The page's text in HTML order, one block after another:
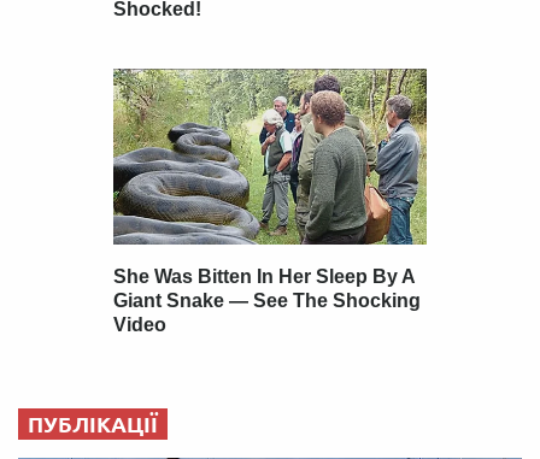
ПУБЛІКАЦІЇ